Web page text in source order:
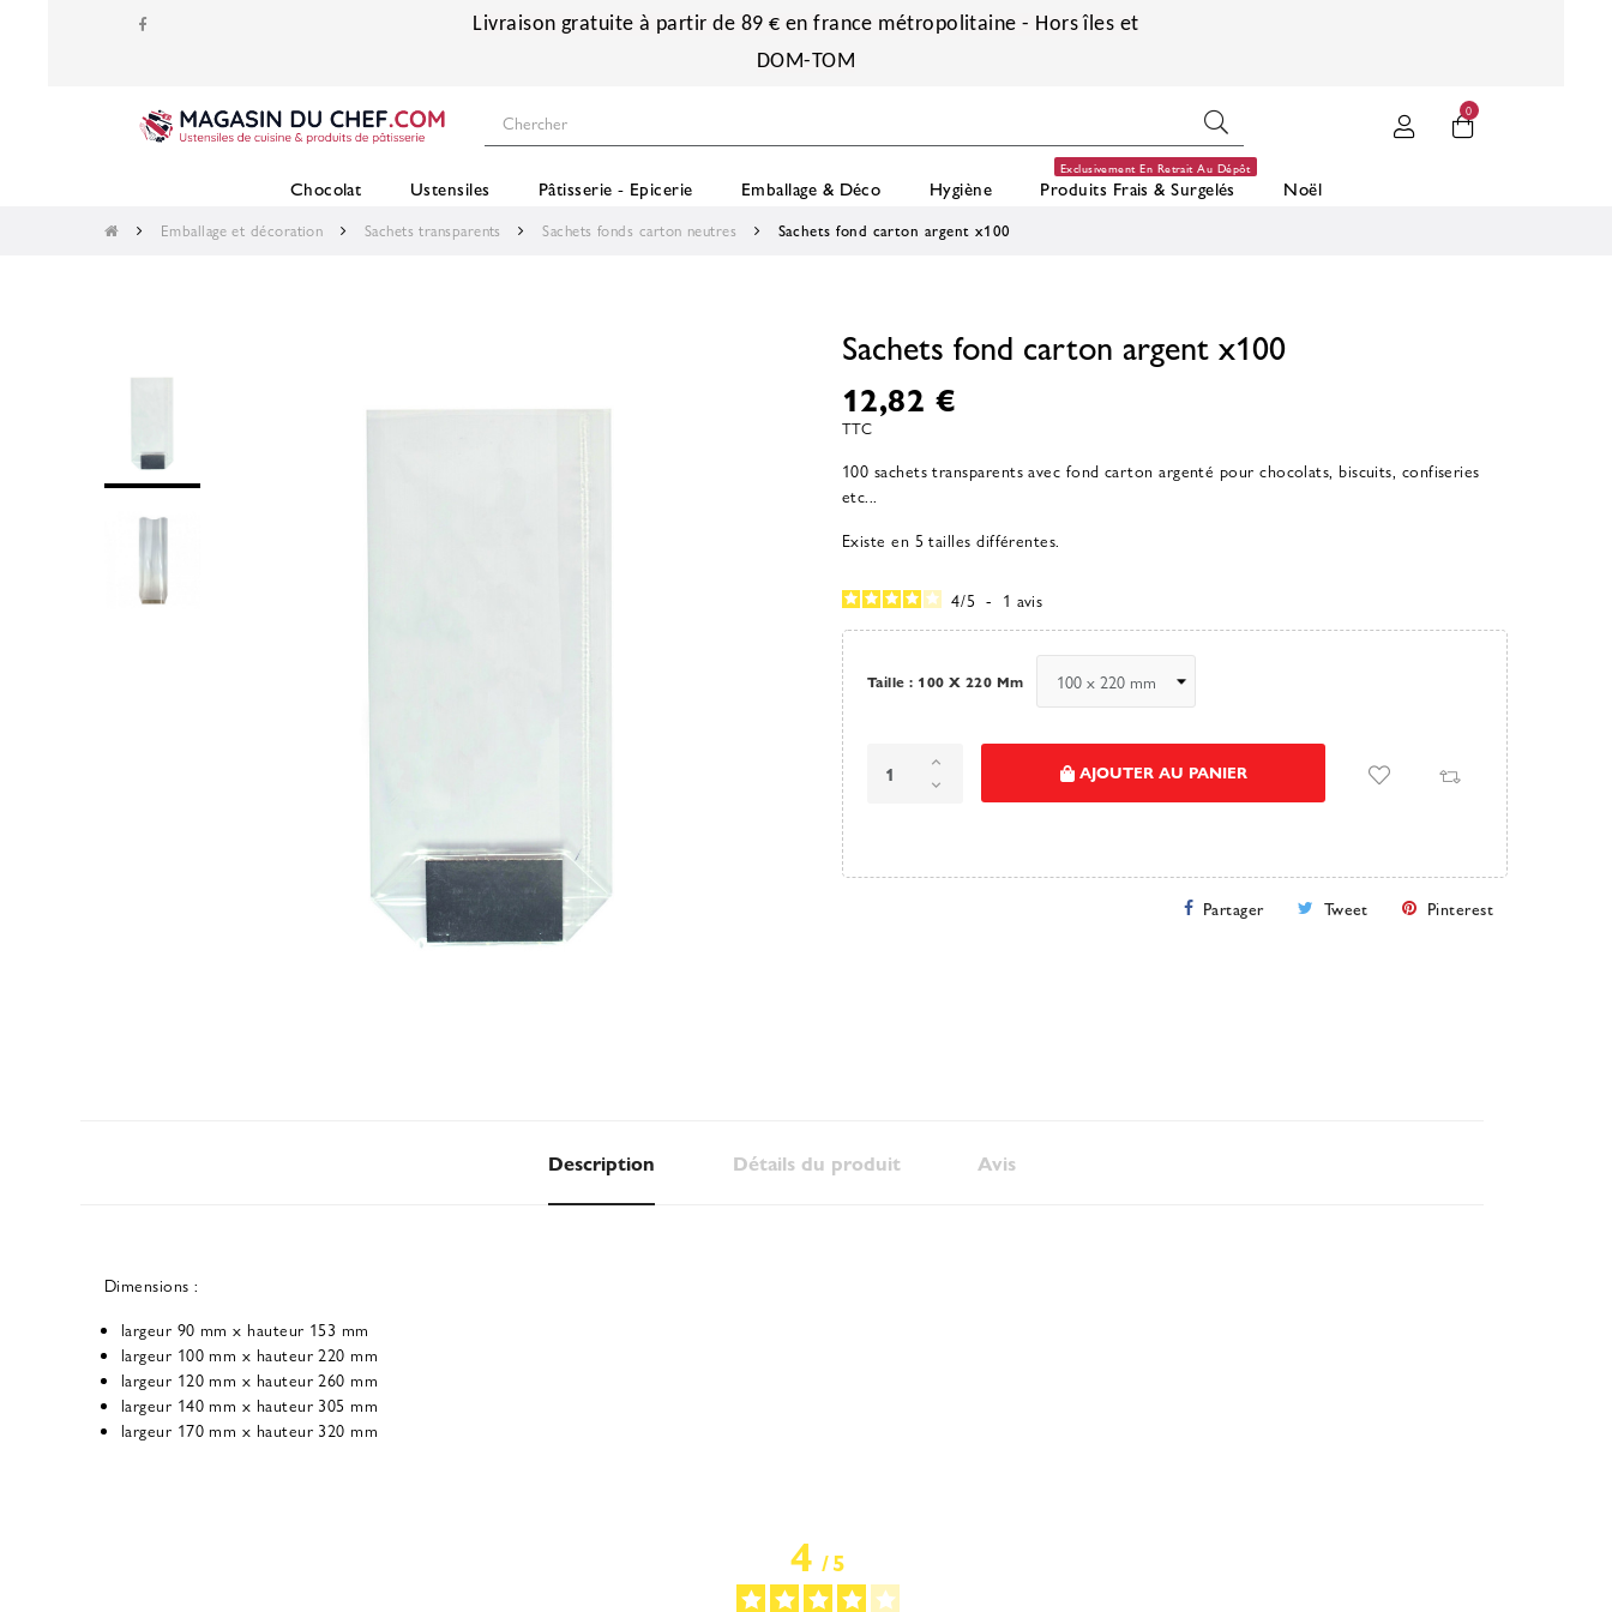
Livraison gratuite à partir de 89 € en france métropolitaine - Hors îles et
DOM-TOM
0
Chocolat Ustensiles Pâtisserie - Epicerie Emballage & Déco Hygiène Produits Frais & Surgelés
Exclusivement En Retrait Au Dépôt
Noël
Emballage et décoration Sachets transparents Sachets fonds carton neutres Sachets fond carton argent x100
Sachets fond carton argent x100
12,82 €
TTC
100 sachets transparents avec fond carton argenté pour chocolats, biscuits, confiseries
etc...
Existe en 5 tailles différentes.
4/5 - 1 avis
Taille : 100 X 220 Mm
AJOUTER AU PANIER
Partager Tweet Pinterest
Description Détails du produit Avis
Dimensions :
largeur 90 mm x hauteur 153 mm
largeur 100 mm x hauteur 220 mm
largeur 120 mm x hauteur 260 mm
largeur 140 mm x hauteur 305 mm
largeur 170 mm x hauteur 320 mm
4/5